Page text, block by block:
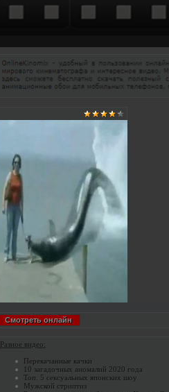
Смотреть онлайн
Разное видео:
Перекачанные качки
10 загадочных аномалий 2020 года
Топ. 5 сексуальных японских шоу
Мужской стриптиз